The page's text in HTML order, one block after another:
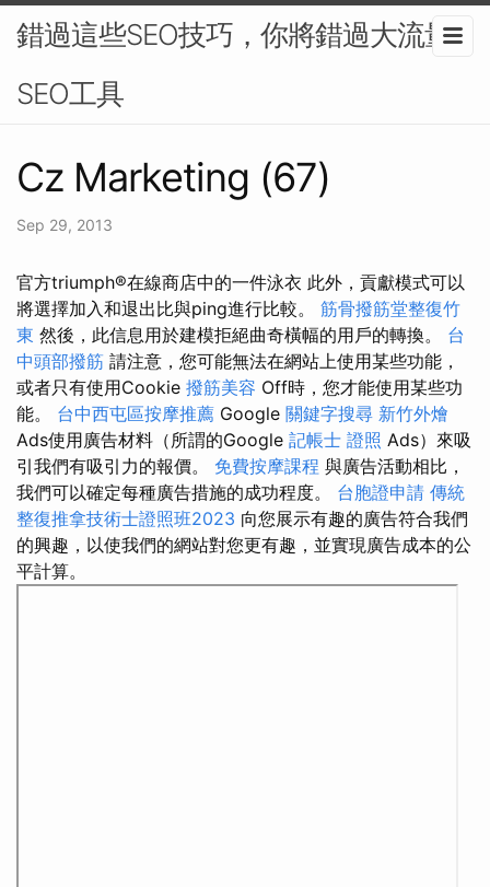
錯過這些SEO技巧，你將錯過大流量-
SEO工具
Cz Marketing (67)
Sep 29, 2013
官方triumph®在線商店中的一件泳衣 此外，貢獻模式可以
將選擇加入和退出比與ping進行比較。 筋骨撥筋堂整復竹
東 然後，此信息用於建模拒絕曲奇橫幅的用戶的轉換。 台
中頭部撥筋 請注意，您可能無法在網站上使用某些功能，
或者只有使用Cookie 撥筋美容 Off時，您才能使用某些功
能。 台中西屯區按摩推薦 Google 關鍵字搜尋 新竹外燴
Ads使用廣告材料（所謂的Google 記帳士 證照 Ads）來吸
引我們有吸引力的報價。 免費按摩課程 與廣告活動相比，
我們可以確定每種廣告措施的成功程度。 台胞證申請 傳統
整復推拿技術士證照班2023 向您展示有趣的廣告符合我們
的興趣，以使我們的網站對您更有趣，並實現廣告成本的公
平計算。